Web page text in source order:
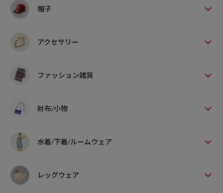
帽子
アクセサリー
ファッション雑貨
財布/小物
水着/下着/ルームウェア
レッグウェア